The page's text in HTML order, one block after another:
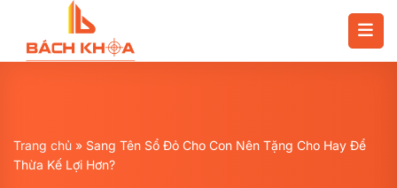
Trang chủ » Sang Tên Sổ Đỏ Cho Con Nên Tặng Cho Hay Để
Thừa Kế Lợi Hơn?